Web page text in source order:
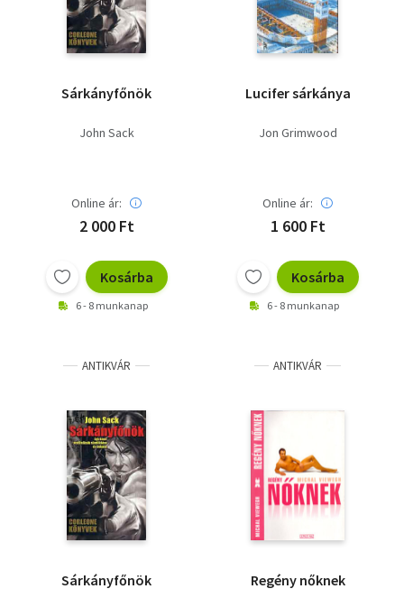
Sárkányfőnök
John Sack
Online ár:
2 000 Ft
Kosárba
6 - 8 munkanap
Lucifer sárkánya
Jon Grimwood
Online ár:
1 600 Ft
Kosárba
6 - 8 munkanap
ANTIKVÁR
Sárkányfőnök
ANTIKVÁR
Regény nőknek